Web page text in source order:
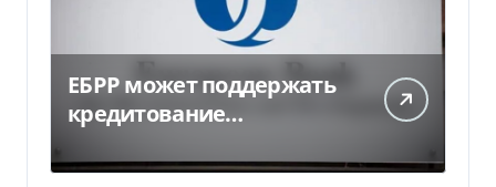
ЕБРР может поддержать
кредитование
300 млн евро — Delo.ua